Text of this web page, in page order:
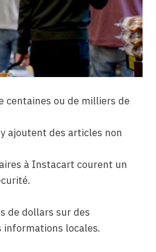
ou de milliers de
ajoutent des articles non
à Instacart courent un
de dollars sur des
informations locales.